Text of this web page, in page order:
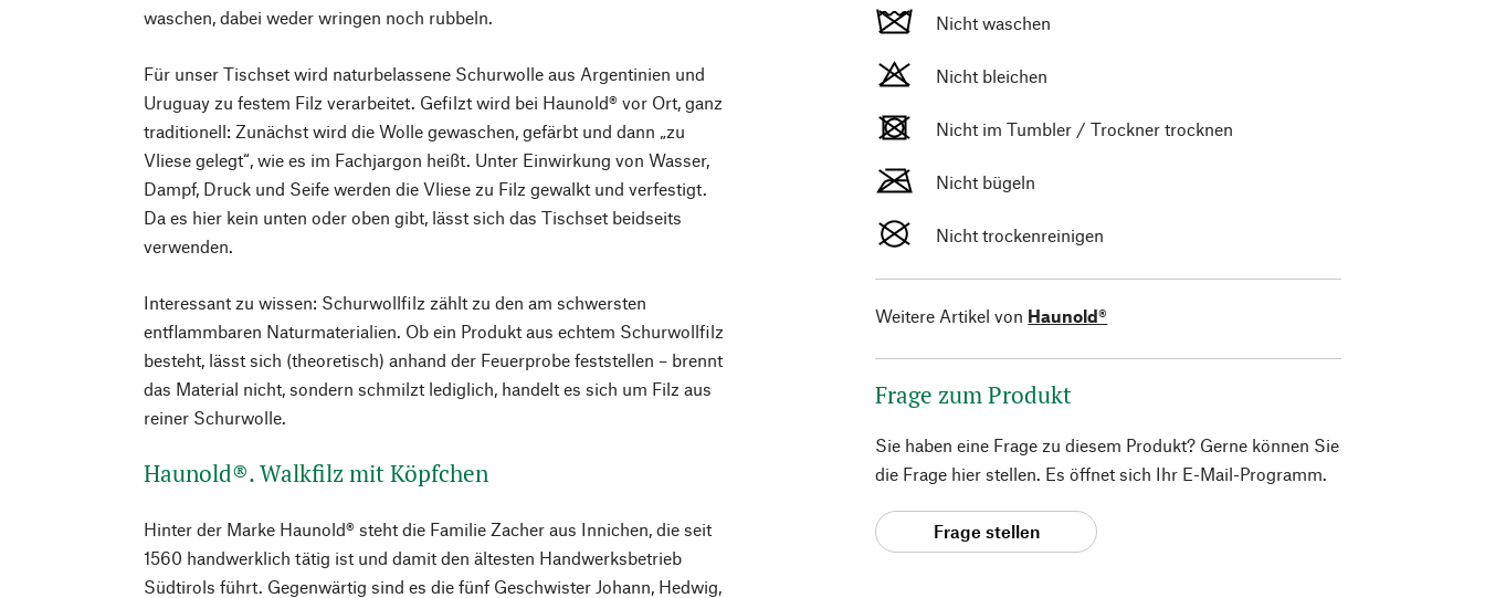
waschen, dabei weder wringen noch rubbeln.
Für unser Tischset wird naturbelassene Schurwolle aus Argentinien und
Uruguay zu festem Filz verarbeitet. Gefilzt wird bei Haunold® vor Ort, ganz
traditionell: Zunächst wird die Wolle gewaschen, gefärbt und dann „zu
Vliese gelegt“, wie es im Fachjargon heißt. Unter Einwirkung von Wasser,
Dampf, Druck und Seife werden die Vliese zu Filz gewalkt und verfestigt.
Da es hier kein unten oder oben gibt, lässt sich das Tischset beidseits
verwenden.
Interessant zu wissen: Schurwollfilz zählt zu den am schwersten
entflammbaren Naturmaterialien. Ob ein Produkt aus echtem Schurwollfilz
besteht, lässt sich (theoretisch) anhand der Feuerprobe feststellen – brennt
das Material nicht, sondern schmilzt lediglich, handelt es sich um Filz aus
reiner Schurwolle.
Haunold®. Walkfilz mit Köpfchen
Hinter der Marke Haunold® steht die Familie Zacher aus Innichen, die seit
1560 handwerklich tätig ist und damit den ältesten Handwerksbetrieb
Südtirols führt. Gegenwärtig sind es die fünf Geschwister Johann, Hedwig,
Nicht waschen
Nicht bleichen
Nicht im Tumbler / Trockner trocknen
Nicht bügeln
Nicht trockenreinigen
Weitere Artikel von Haunold®
Frage zum Produkt
Sie haben eine Frage zu diesem Produkt? Gerne können Sie
die Frage hier stellen. Es öffnet sich Ihr E-Mail-Programm.
Frage stellen